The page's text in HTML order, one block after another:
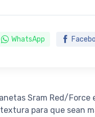
WhatsApp
Sram Red/Force
para que sean